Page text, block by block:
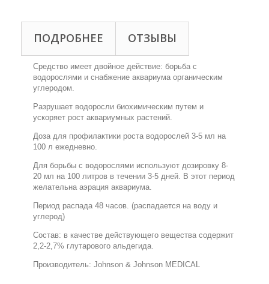
ПОДРОБНЕЕ ОТЗЫВЫ
Средство имеет двойное действие: борьба с
водорослями и снабжение аквариума органическим
углеродом.
Разрушает водоросли биохимическим путем и
ускоряет рост аквариумных растений.
Доза для профилактики роста водорослей 3-5 мл на
100 л ежедневно.
Для борьбы с водорослями используют дозировку 8-
20 мл на 100 литров в течении 3-5 дней. В этот период
желательна аэрация аквариума.
Период распада 48 часов. (распадается на воду и
углерод)
Состав: в качестве действующего вещества содержит
2,2-2,7% глутарового альдегида.
Производитель: Johnson & Johnson MEDICAL